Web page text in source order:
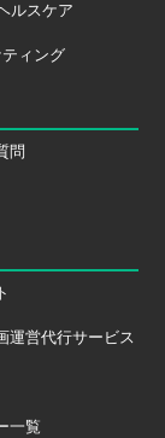
ルスケア
ィング
問
運営代行サービス
一覧